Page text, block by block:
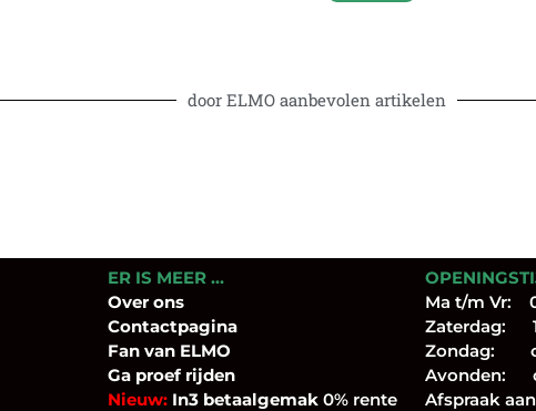
door ELMO aanbevolen artikelen
ER IS MEER …
Over ons
Contactpagina
Fanvan ELMO
Ga proef rijden
Nieuw:In3 betaalgemak 0% rente
Ma t/m Vr:
Zaterdag:
Zondag:
Avonden:
Afspraak